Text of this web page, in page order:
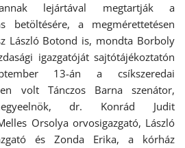
lejártával megtartják a
betöltésére, a megmérettetésen
László Botond is, mondta Borboly
igazgatóját sajtótájékoztatón
13-án a csíkszeredai
volt Tánczos Barna szenátor,
dr. Konrád Judit
Orsolya orvosigazgató, László
és Zonda Erika, a kórház